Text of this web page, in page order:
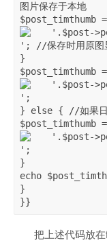
图片保存于本地
$post_timthumb
'; //保存时用原图
}
$post_timthumb
';
} else { //如果日
$post_timthumb
';
}
echo
}
把上述代码放